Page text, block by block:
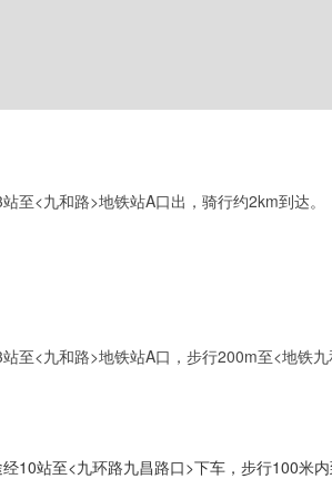
<九和路>地铁站A口出，骑行约2km到达。
<九和路>地铁站A口，步行200m至<地铁
站至<九环路九昌路口>下车，步行100米内